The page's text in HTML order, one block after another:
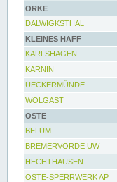
ORKE
DALWIGKSTHAL
KLEINES HAFF
KARLSHAGEN
KARNIN
UECKERMÜNDE
WOLGAST
OSTE
BELUM
BREMERVÖRDE UW
HECHTHAUSEN
OSTE-SPERRWERK AP